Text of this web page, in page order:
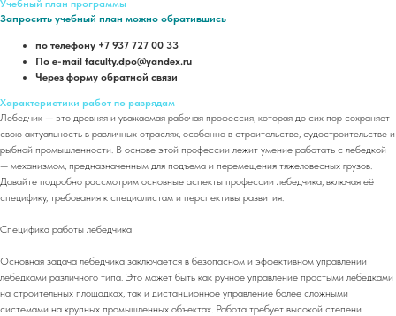
Учебный план программы
Запросить учебный план можно обратившись
по телефону +7 937 727 00 33
По e-mail faculty.dpo@yandex.ru
Через форму обратной связи
Характеристики работ по разрядам
Лебедчик — это древняя и уважаемая рабочая профессия, которая до сих пор сохраняет
свою актуальность в различных отраслях, особенно в строительстве, судостроительстве и
рыбной промышленности. В основе этой профессии лежит умение работать с лебедкой
— механизмом, предназначенным для подъема и перемещения тяжеловесных грузов.
Давайте подробно рассмотрим основные аспекты профессии лебедчика, включая её
специфику, требования к специалистам и перспективы развития.
Специфика работы лебедчика
Основная задача лебедчика заключается в безопасном и эффективном управлении
лебедками различного типа. Это может быть как ручное управление простыми лебедками
на строительных площадках, так и дистанционное управление более сложными
системами на крупных промышленных объектах. Работа требует высокой степени